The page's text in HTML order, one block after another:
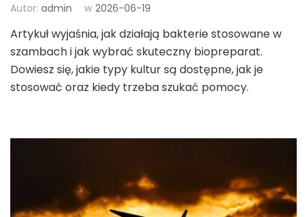
Autor: admin w 2026-06-19
Artykuł wyjaśnia, jak działają bakterie stosowane w
szambach i jak wybrać skuteczny biopreparat.
Dowiesz się, jakie typy kultur są dostępne, jak je
stosować oraz kiedy trzeba szukać pomocy.